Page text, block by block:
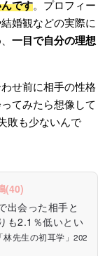
です。プロフィー
婚観などの実際に
一目で自分の理想
せ前に相手の性格
てみたら想像して
敗も少ないんで
(40)
出会った相手と
も2.1％低いとい
林先生の初耳学」202